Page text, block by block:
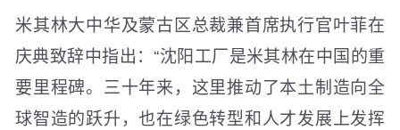
米其林大中华及蒙古区总裁兼首席执行官叶菲在
庆典致辞中指出：“沈阳工厂是米其林在中国的重
要里程碑。三十年来，这里推动了本土制造向全
球智造的跃升，也在绿色转型和人才发展上发挥